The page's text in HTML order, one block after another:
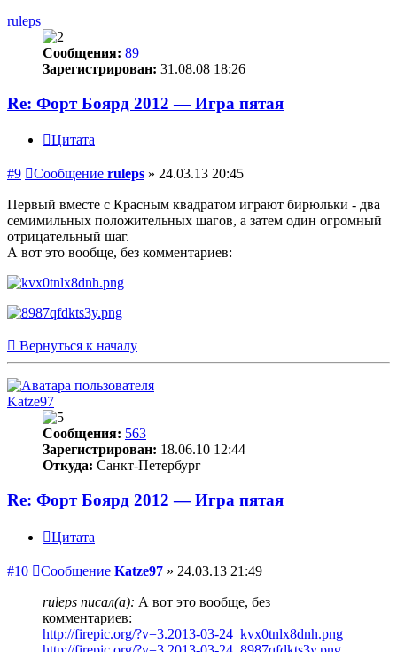
ruleps
Сообщения: 89
Зарегистрирован: 31.08.08 18:26
Re: Форт Боярд 2012 — Игра пятая
Цитата
#9 Сообщение ruleps » 24.03.13 20:45
Первый вместе с Красным квадратом играют бирюльки - два
семимильных положительных шагов, а затем один огромный
отрицательный шаг.
А вот это вообще, без комментариев:
Вернуться к началу
Katze97
Сообщения: 563
Зарегистрирован: 18.06.10 12:44
Откуда: Санкт-Петербург
Re: Форт Боярд 2012 — Игра пятая
Цитата
#10 Сообщение Katze97 » 24.03.13 21:49
ruleps писал(а): А вот это вообще, без
комментариев:
http://firepic.org/?v=3.2013-03-24_kvx0tnlx8dnh.png